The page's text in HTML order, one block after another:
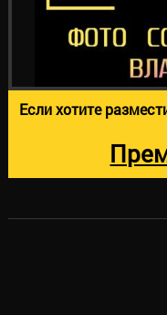
Если хотите